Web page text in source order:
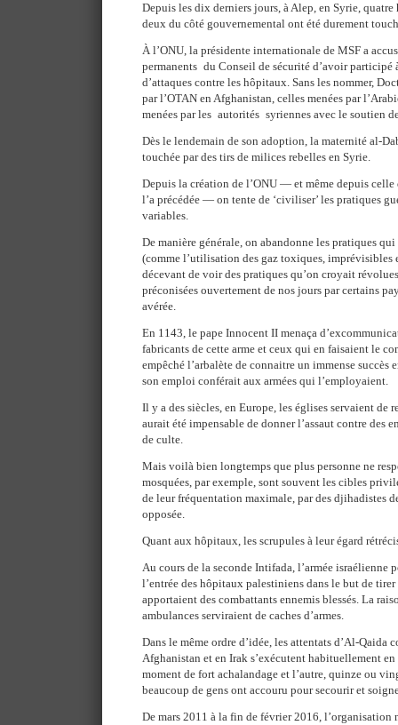
Depuis les dix derniers jours, à Alep, en Syrie,
deux du côté gouvernemental ont été durement
À l’ONU, la présidente internationale de MSF a
permanents du Conseil de sécurité d’avoir
d’attaques contre les hôpitaux. Sans les nommer,
par l’OTAN en Afghanistan, celles menées par
menées par les autorités syriennes avec le soutien
Dès le lendemain de son adoption, la maternité al-
touchée par des tirs de milices rebelles en Syrie.
Depuis la création de l’ONU — et même depuis
l’a précédée — on tente de ‘civiliser’ les pratiques
variables.
De manière générale, on abandonne les pratiques qui
(comme l’utilisation des gaz toxiques, imprévisibles
décevant de voir des pratiques qu’on croyait
préconisées ouvertement de nos jours par certains
avérée.
En 1143, le pape Innocent II menaça
fabricants de cette arme et ceux qui en faisaient le
empêché l’arbalète de connaitre un immense succès
son emploi conférait aux armées qui l’employaient.
Il y a des siècles, en Europe, les églises servaient de
aurait été impensable de donner l’assaut contre des
de culte.
Mais voilà bien longtemps que plus personne ne
mosquées, par exemple, sont souvent les cibles
de leur fréquentation maximale, par des djihadistes
opposée.
Quant aux hôpitaux, les scrupules à leur égard
Au cours de la seconde Intifada, l’armée israélienne
l’entrée des hôpitaux palestiniens dans le but de
apportaient des combattants ennemis blessés. La
ambulances serviraient de caches d’armes.
Dans le même ordre d’idée, les attentats d’Al-Qaida
Afghanistan et en Irak s’exécutent habituellement
moment de fort achalandage et l’autre, quinze ou
beaucoup de gens ont accouru pour secourir et
De mars 2011 à la fin de février 2016, l’organisation